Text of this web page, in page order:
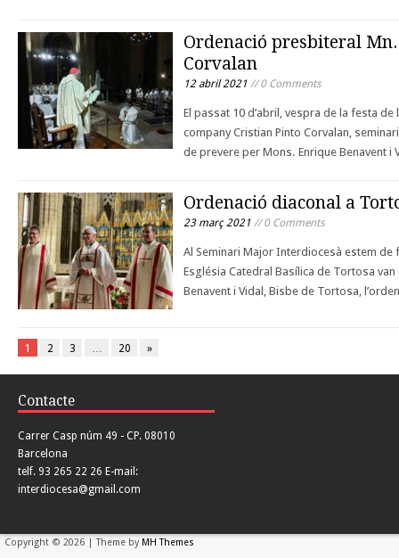
Ordenació presbiteral
Corvalan
12 abril 2021 // 0 Comments
El passat 10 d’abril, vespra de la festa
company Cristian Pinto Corvalan,
de prevere per Mons. Enrique Benavent
Ordenació diaconal a
23 març 2021 // 0 Comments
Al Seminari Major Interdiocesà estem de
Església Catedral Basílica de Tortosa
Benavent i Vidal, Bisbe de Tortosa,
1 2 3 20 »
Contacte
Carrer Casp núm 49 - CP. 08010
Barcelona
telf. 93 265 22 26 E-mail:
interdiocesa@gmail.com
Copyright © 2026 | Theme by MH Themes